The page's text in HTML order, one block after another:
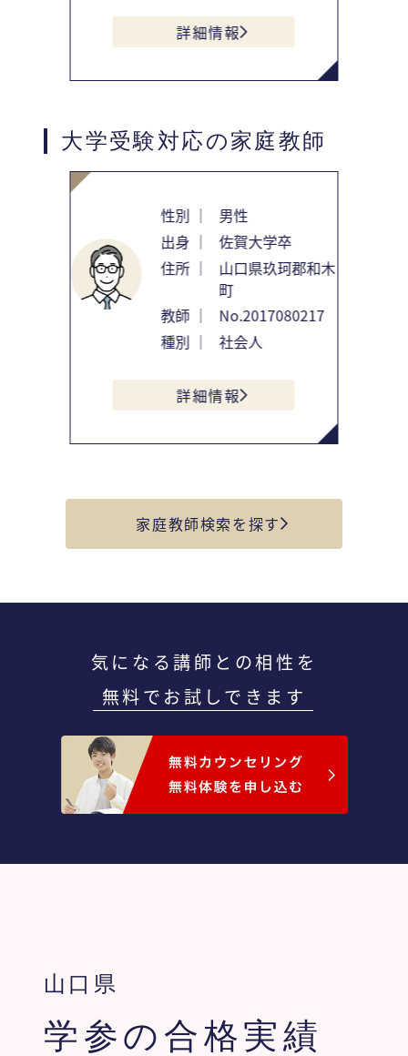
詳細情報
大学受験対応の家庭教師
性別 ｜
男性
出身 ｜
佐賀大学卒
住所 ｜
山口県玖珂郡和木
町
教師 ｜
No.2017080217
種別 ｜
社会人
詳細情報
家庭教師検索を探す
気になる講師との相性を
無料でお試しできます
山口県
学参の合格実績